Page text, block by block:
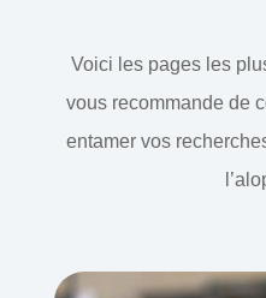
Voici les pages les
vous recommande de
entamer vos